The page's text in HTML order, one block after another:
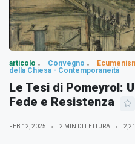
articolo Convegno
della Chiesa - Contemporaneità
Le Tesi di Pomeyrol:
Fede e Resistenza
FEB 12, 2025 2 MIN DI LETTURA